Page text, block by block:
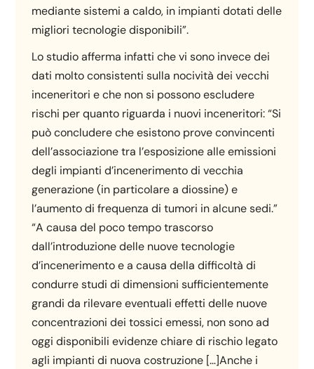
mediante sistemi a caldo, in impianti dotati delle
migliori tecnologie disponibili”.
Lo studio afferma infatti che vi sono invece dei
dati molto consistenti sulla nocività dei vecchi
inceneritori e che non si possono escludere
rischi per quanto riguarda i nuovi inceneritori: “Si
può concludere che esistono prove convincenti
dell’associazione tra l’esposizione alle emissioni
degli impianti d’incenerimento di vecchia
generazione (in particolare a diossine) e
l’aumento di frequenza di tumori in alcune sedi.”
“A causa del poco tempo trascorso
dall’introduzione delle nuove tecnologie
d’incenerimento e a causa della difficoltà di
condurre studi di dimensioni sufficientemente
grandi da rilevare eventuali effetti delle nuove
concentrazioni dei tossici emessi, non sono ad
oggi disponibili evidenze chiare di rischio legato
agli impianti di nuova costruzione […]Anche i